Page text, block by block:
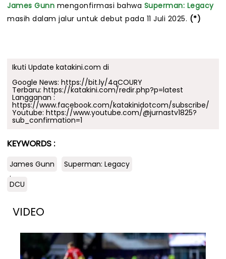
James Gunn mengonfirmasi bahwa Superman: Legacy
masih dalam jalur untuk debut pada 11 Juli 2025. (*)
Ikuti Update katakini.com di
Google News: https://bit.ly/4qCOURY
Terbaru: https://katakini.com/redir.php?p=latest
Langganan :
https://www.facebook.com/katakinidotcom/subscribe/
Youtube: https://www.youtube.com/@jurnastv1825?
sub_confirmation=1
KEYWORDS :
James Gunn
Superman: Legacy
.
DCU
VIDEO